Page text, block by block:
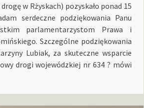
w Rżyskach) pozyskało ponad 15
serdeczne podziękowania Panu
parlamentarzystom Prawa i
Szczególne podziękowania
Lubiak, za skuteczne wsparcie
drogi wojewódzkiej nr 634 ? mówi